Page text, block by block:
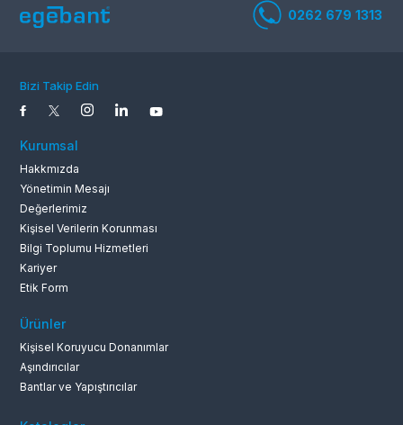
Taş ve Toprağa Dayalı
Beyaz Eşya
Bizi Takip Edin
Kurumsal
Hakkmızda
Yönetimin Mesajı
Değerlerimiz
Kişisel Verilerin Korunması
Bilgi Toplumu Hizmetleri
Kariyer
Etik Form
Ürünler
Kişisel Koruyucu Donanımlar
Aşındırıcılar
Bantlar ve Yapıştırıcılar